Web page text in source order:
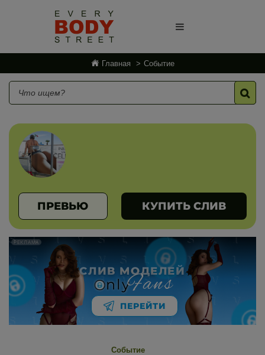
Главная Событие
ПРЕВЬЮ КУПИТЬ СЛИВ
РЕКЛАМА
СЛИВ МОДЕЛЕЙ
nlyFans
ПЕРЕЙТИ
Событие